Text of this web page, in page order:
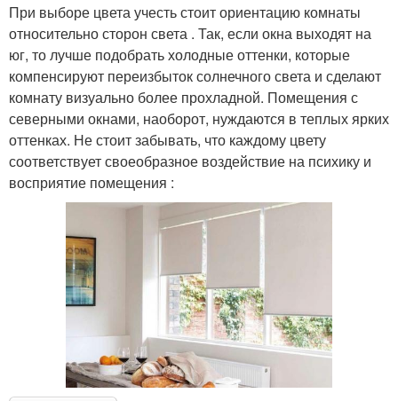
При выборе цвета учесть стоит ориентацию комнаты
относительно сторон света . Так, если окна выходят на
юг, то лучше подобрать холодные оттенки, которые
компенсируют переизбыток солнечного света и сделают
комнату визуально более прохладной. Помещения с
северными окнами, наоборот, нуждаются в теплых ярких
оттенках. Не стоит забывать, что каждому цвету
соответствует своеобразное воздействие на психику и
восприятие помещения :